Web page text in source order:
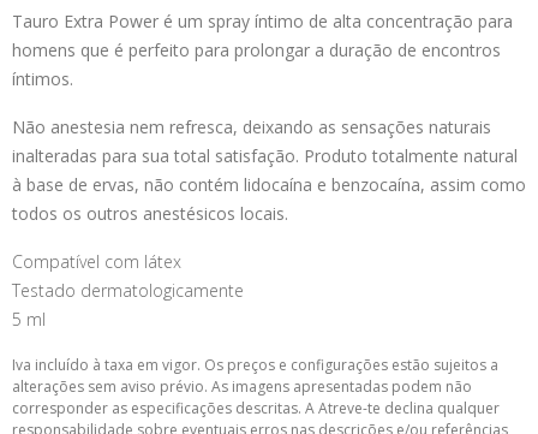
Tauro Extra Power é um spray íntimo de alta concentração para
homens que é perfeito para prolongar a duração de encontros
íntimos.
Não anestesia nem refresca, deixando as sensações naturais
inalteradas para sua total satisfação. Produto totalmente natural
à base de ervas, não contém lidocaína e benzocaína, assim como
todos os outros anestésicos locais.
Compatível com látex
Testado dermatologicamente
5 ml
Iva incluído à taxa em vigor. Os preços e configurações estão sujeitos a
alterações sem aviso prévio. As imagens apresentadas podem não
corresponder as especificações descritas. A Atreve-te declina qualquer
responsabilidade sobre eventuais erros nas descrições e/ou referências